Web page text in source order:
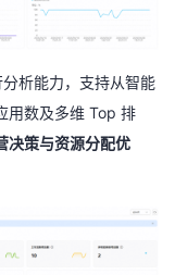
析能力，支持从智能
用数及多维 Top 排
决策与资源分配优